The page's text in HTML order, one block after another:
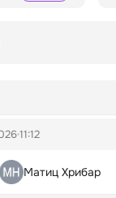
11:12
Матиц Хрибар